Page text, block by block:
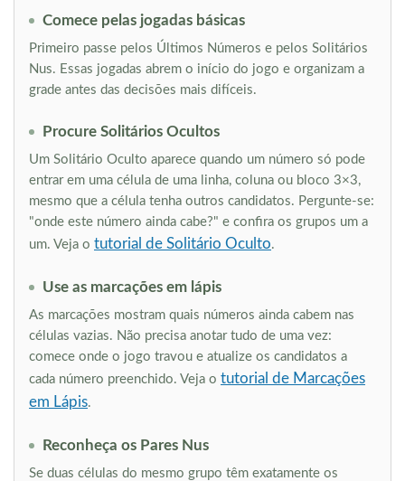
Comece pelas jogadas básicas
Primeiro passe pelos Últimos Números e pelos Solitários
Nus. Essas jogadas abrem o início do jogo e organizam a
grade antes das decisões mais difíceis.
Procure Solitários Ocultos
Um Solitário Oculto aparece quando um número só pode
entrar em uma célula de uma linha, coluna ou bloco 3×3,
mesmo que a célula tenha outros candidatos. Pergunte-se:
"onde este número ainda cabe?" e confira os grupos um a
um. Veja o tutorial de Solitário Oculto.
Use as marcações em lápis
As marcações mostram quais números ainda cabem nas
células vazias. Não precisa anotar tudo de uma vez:
comece onde o jogo travou e atualize os candidatos a
cada número preenchido. Veja o tutorial de Marcações
em Lápis.
Reconheça os Pares Nus
Se duas células do mesmo grupo têm exatamente os